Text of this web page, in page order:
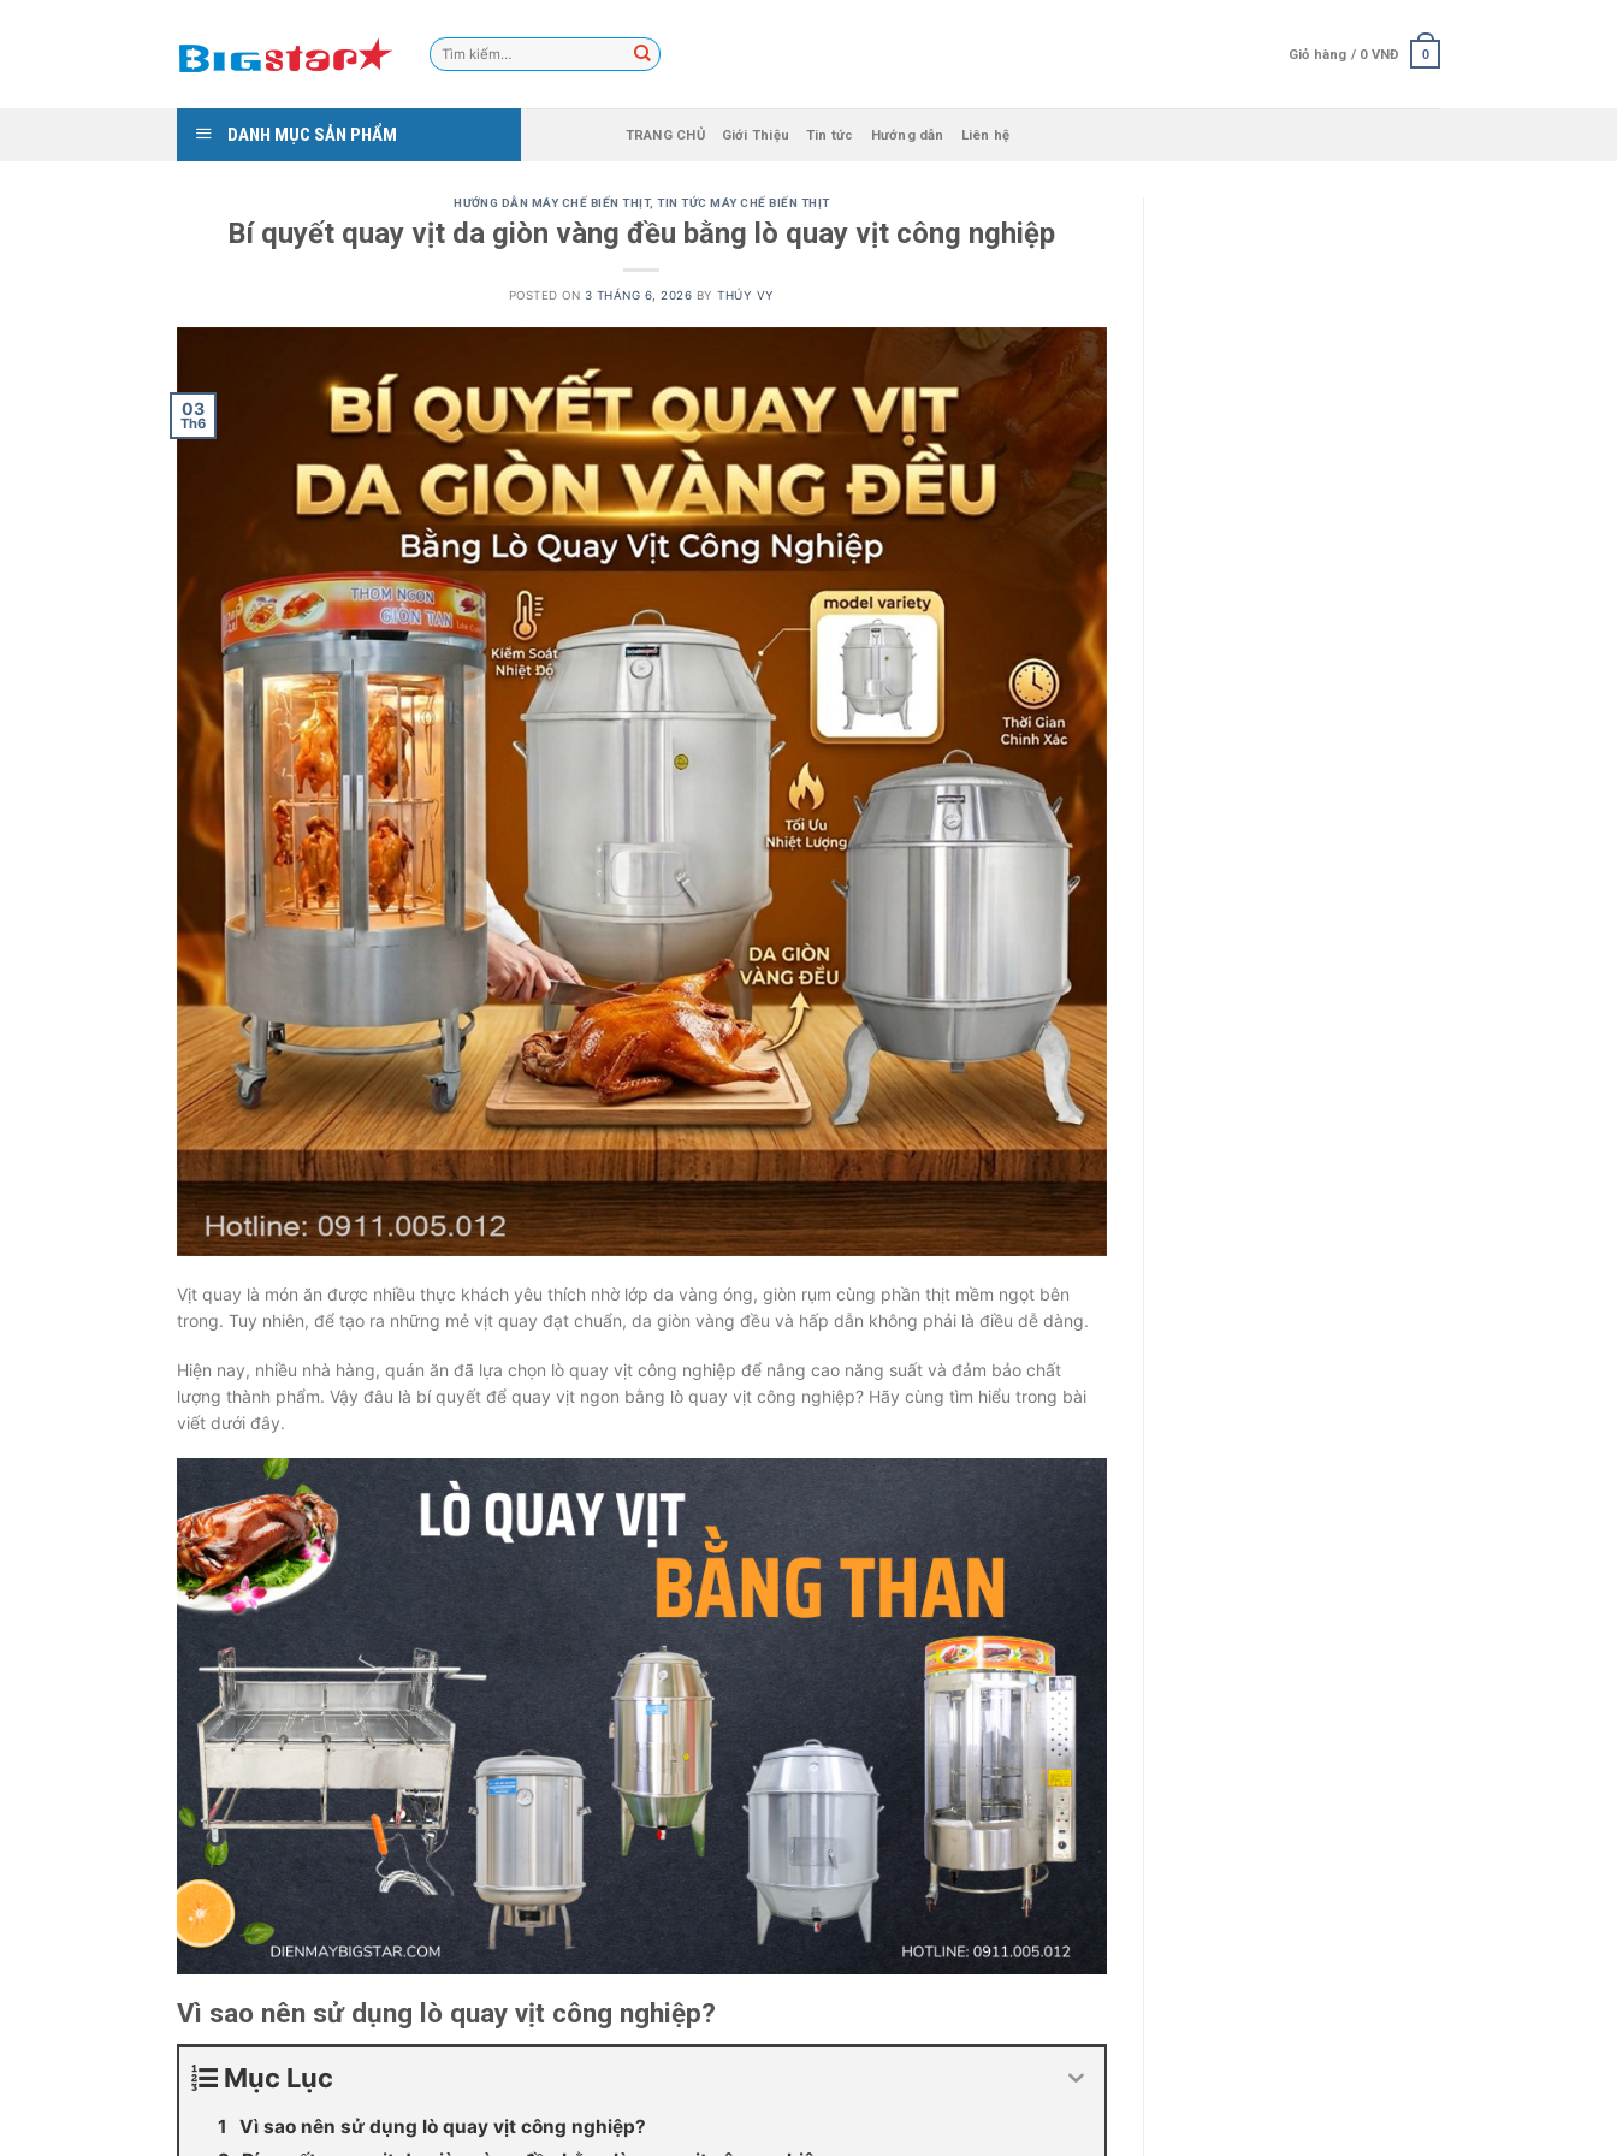
Tìm
kiếm:
Giỏ hàng / 0 VNĐ 0
DANH MỤC SẢN PHẨM TRANG CHỦ Giới Thiệu Tin tức Hướng dẫn Liên hệ
HƯỚNG DẪN MÁY CHẾ BIẾN THỊT,TIN TỨC MÁY CHẾ BIẾN THỊT
Bí quyết quay vịt da giòn vàng đều bằng lò quay vịt công nghiệp
POSTED ON 3 THÁNG 6, 2026 BYTHÚY VY
03
Th6
Vịt quay là món ăn được nhiều thực khách yêu thích nhờ lớp da vàng óng, giòn rụm cùng phần thịt mềm ngọt bên
trong. Tuy nhiên, để tạo ra những mẻ vịt quay đạt chuẩn, da giòn vàng đều và hấp dẫn không phải là điều dễ dàng.
Hiện nay, nhiều nhà hàng, quán ăn đã lựa chọn lò quay vịt công nghiệp để nâng cao năng suất và đảm bảo chất
lượng thành phẩm. Vậy đâu là bí quyết để quay vịt ngon bằng lò quay vịt công nghiệp? Hãy cùng tìm hiểu trong bài
viết dưới đây.
Vì sao nên sử dụng lò quay vịt công nghiệp?
Mục Lục
Vì sao nên sử dụng lò quay vịt công nghiệp?